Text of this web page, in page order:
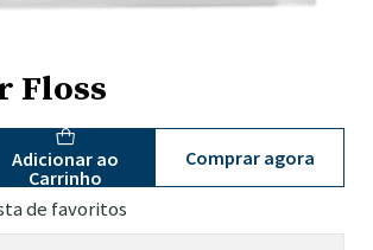
Floss
Adicionar ao
Carrinho
Comprar agora
de favoritos